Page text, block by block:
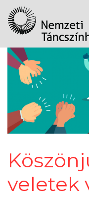
veletek